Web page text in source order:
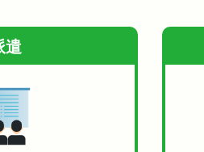
遣